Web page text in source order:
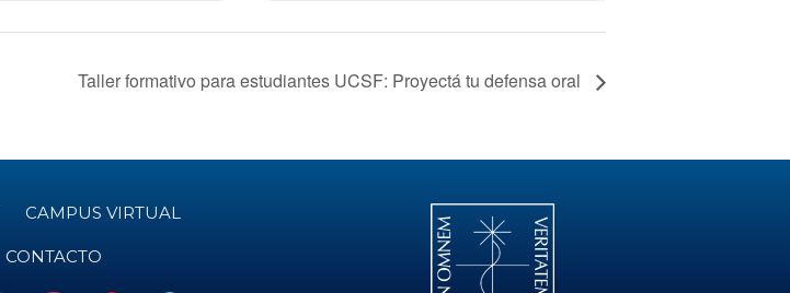
Taller formativo para estudiantes UCSF: Proyectá tu defensa oral
CAMPUS VIRTUAL
CONTACTO